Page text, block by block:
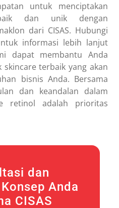
untuk menciptakan
dan unik dengan
dari CISAS. Hubungi
informasi lebih lanjut
dapat membantu Anda
terbaik yang akan
bisnis Anda. Bersama
dan keandalan dalam
retinol adalah prioritas
dan
Anda
CISAS